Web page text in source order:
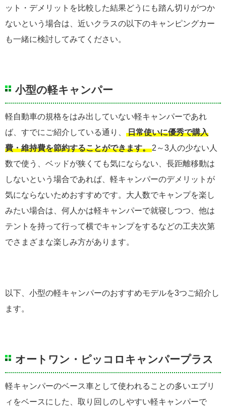
ット・デメリットを比較した結果どうにも踏ん切りがつか
ないという場合は、近いクラスの以下のキャンピングカー
も一緒に検討してみてください。
小型の軽キャンパー
軽自動車の規格をはみ出していない軽キャンパーであれ
ば、すでにご紹介している通り、
日常使いに優秀で購入
費・維持費を節約することができます。 2～3人の少ない人
数で使う、ベッドが狭くても気にならない、長距離移動は
しないという場合であれば、軽キャンパーのデメリットが
気にならないためおすすめです。大人数でキャンプを楽し
みたい場合は、何人かは軽キャンパーで就寝しつつ、他は
テントを持って行って横でキャンプをするなどの工夫次第
でさまざまな楽しみ方があります。
以下、小型の軽キャンパーのおすすめモデルを3つご紹介し
ます。
オートワン・ピッコロキャンパープラス
軽キャンパーのベース車として使われることの多いエブリ
ィをベースにした、取り回しのしやすい軽キャンパーで